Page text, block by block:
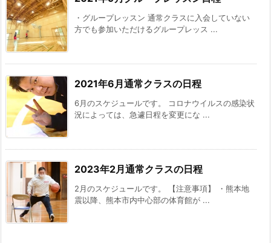
・グループレッスン 通常クラスに入会していない
方でも参加いただけるグループレッス ...
2021年6月通常クラスの日程
6月のスケジュールです。 コロナウイルスの感染状
況によっては、急遽日程を変更にな ...
2023年2月通常クラスの日程
2月のスケジュールです。 【注意事項】 ・熊本地
震以降、熊本市内中心部の体育館が ...